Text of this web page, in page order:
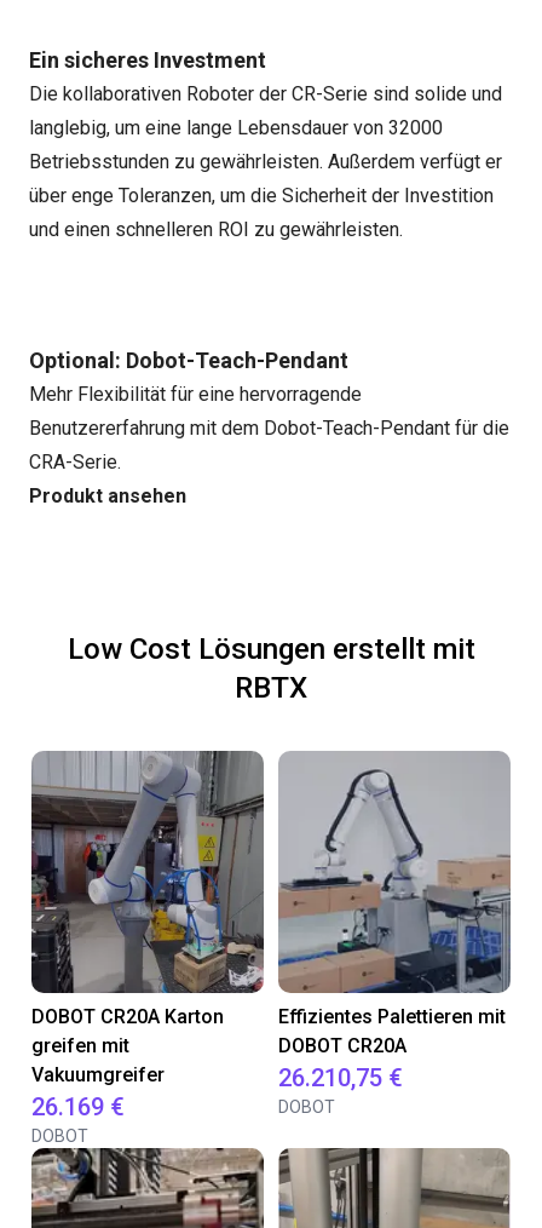
Ein sicheres Investment
Die kollaborativen Roboter der CR-Serie sind solide und
langlebig, um eine lange Lebensdauer von 32000
Betriebsstunden zu gewährleisten. Außerdem verfügt er
über enge Toleranzen, um die Sicherheit der Investition
und einen schnelleren ROI zu gewährleisten.
Optional: Dobot-Teach-Pendant
Mehr Flexibilität für eine hervorragende
Benutzererfahrung mit dem Dobot-Teach-Pendant für die
CRA-Serie.
Produkt ansehen
Low Cost Lösungen erstellt mit
RBTX
DOBOT CR20A Karton
greifen mit
Vakuumgreifer
26.169 €
DOBOT
Effizientes Palettieren mit
DOBOT CR20A
26.210,75 €
DOBOT